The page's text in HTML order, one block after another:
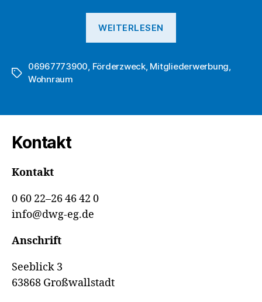
WEITERLESEN
für
des
Schlagwörter
06967773900, Förderzweck, Mitgliederwerbung,
Wohnraum
Kontakt
Kontakt
0 60 22–26 46 42 0
info@dwg-eg.de
Anschrift
Seeblick 3
63868 Großwallstadt